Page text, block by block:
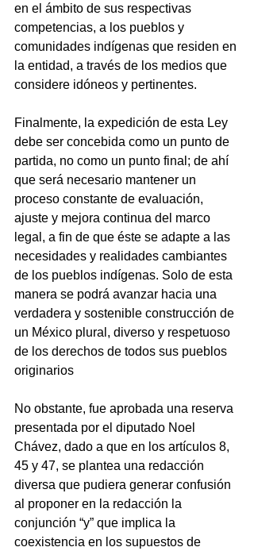
en el ámbito de sus respectivas
competencias, a los pueblos y
comunidades indígenas que residen en
la entidad, a través de los medios que
considere idóneos y pertinentes.
Finalmente, la expedición de esta Ley
debe ser concebida como un punto de
partida, no como un punto final; de ahí
que será necesario mantener un
proceso constante de evaluación,
ajuste y mejora continua del marco
legal, a fin de que éste se adapte a las
necesidades y realidades cambiantes
de los pueblos indígenas. Solo de esta
manera se podrá avanzar hacia una
verdadera y sostenible construcción de
un México plural, diverso y respetuoso
de los derechos de todos sus pueblos
originarios
No obstante, fue aprobada una reserva
presentada por el diputado Noel
Chávez, dado a que en los artículos 8,
45 y 47, se plantea una redacción
diversa que pudiera generar confusión
al proponer en la redacción la
conjunción “y” que implica la
coexistencia en los supuestos de